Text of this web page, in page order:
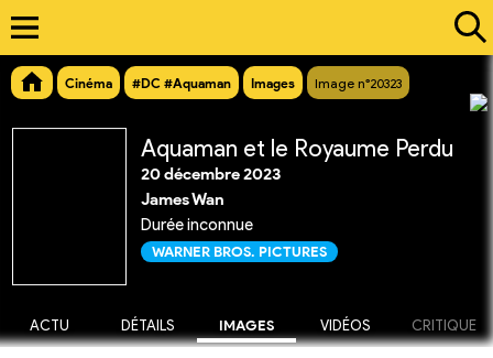
Cinéma #DC #Aquaman Images Image n°20323
Aquaman et le Royaume Perdu
20 décembre 2023
James Wan
Durée inconnue
WARNER BROS. PICTURES
ACTU DÉTAILS IMAGES VIDÉOS CRITIQUE